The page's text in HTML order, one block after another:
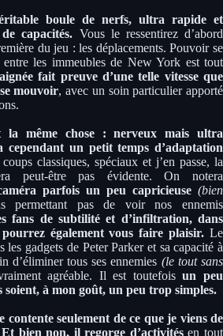
boule de nerfs, ultra rapide et
capacités. Vous le ressentirez d’abord
du jeu : les déplacements. Pouvoir se
les immeubles de New York est tout
fait preuve d’une telle vitesse que
mouvoir, avec un soin particulier apporté
la même chose : nerveux mais ultra
un petit temps d’adaptation
classiques, spéciaux et j’en passe, la
peut-être pas évidente. On notera
parfois un peu capricieuse (bien
permettant pas de voir nos ennemis
fans de subtilité et d’infiltration, dans
également vous faire plaisir. Le
gadgets de Peter Parker et sa capacité à
d’éliminer tous ses ennemies (le tout sans
agréable. Il est toutefoisun peu
soient, à mon goût, un peu trop simples.
contente seulement de ce que je viens de
bien non, il regorge d’activitésen tout